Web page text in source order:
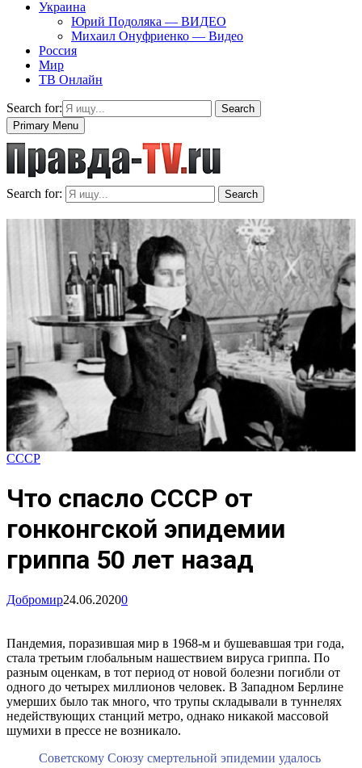
Украина
Юрий Подоляка — ВИДЕО
Михаил Онуфриенко — Видео
Россия
Мир
ТВ Онлайн
Search for:
Search
Primary Menu
Search for: Search
СССР
Что спасло СССР от
гонконгской эпидемии
гриппа 50 лет назад
Добромир24.06.20200
Пандемия, поразившая мир в 1968-м и бушевавшая три года,
стала третьим глобальным нашествием вируса гриппа. По
разным оценкам, в тот период от новой болезни погибли от
одного до четырех миллионов человек. В Западном Берлине
умерших было так много, что трупы складывали в туннелях
недействующих станций метро, однако никакой массовой
шумихи в прессе не возникало.
Советскому Союзу смертельной эпидемии удалось